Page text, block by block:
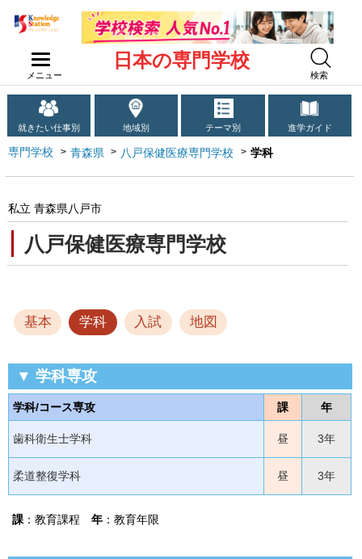
メニュー
日本の専門学校
検索
就きたい仕事別 地域別 テーマ別 進学ガイド
専門学校 青森県 八戸保健医療専門学校 学科
八戸保健医療専門学校
私立 青森県八戸市
基本 学科 入試 地図
▼ 学科専攻
学科/コース専攻 課 年
歯科衛生士学科 昼 3年
柔道整復学科 昼 3年
課 ：教育課程 年 ：教育年限